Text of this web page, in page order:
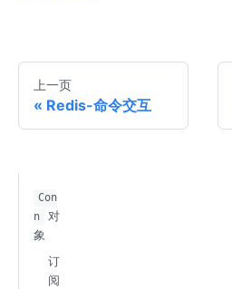
上一页
Redis-命令交互
Con
n
对
象
订
阅